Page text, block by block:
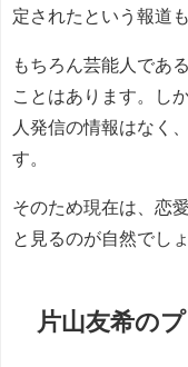
定されたという報道
もちろん芸能人であ
ことはあります。し
人発信の情報はなく
す。
そのため現在は、恋
と見るのが自然でしょ
片山友希の